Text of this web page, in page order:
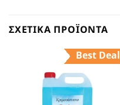
ΣΧΕΤΙΚΆ ΠΡΟΪΌΝΤΑ
Best Deal